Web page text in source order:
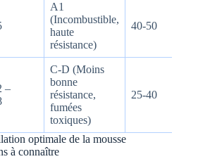
A1
(Incombustible,
haute
résistance)
40-50
–
C-D (Moins
bonne
résistance,
fumées
toxiques)
25-40
optimale de la mousse
à connaître